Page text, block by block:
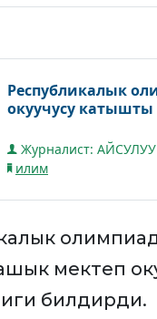
Республикалык
окуучусу катышты
Журналист:
илим
мектеп
билдирди.